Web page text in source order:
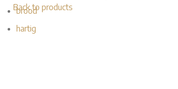
Back to products
brood
hartig